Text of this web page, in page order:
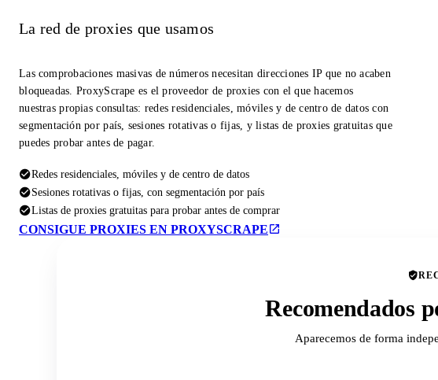
La red de proxies que usamos
Las comprobaciones masivas de números necesitan direcciones IP que no acaben
bloqueadas. ProxyScrape es el proveedor de proxies con el que hacemos
nuestras propias consultas: redes residenciales, móviles y de centro de datos con
segmentación por país, sesiones rotativas o fijas, y listas de proxies gratuitas que
puedes probar antes de pagar.
Redes residenciales, móviles y de centro de datos
Sesiones rotativas o fijas, con segmentación por país
Listas de proxies gratuitas para probar antes de comprar
CONSIGUE PROXIES EN PROXYSCRAPE
Recomendados
Aparecemos de forma